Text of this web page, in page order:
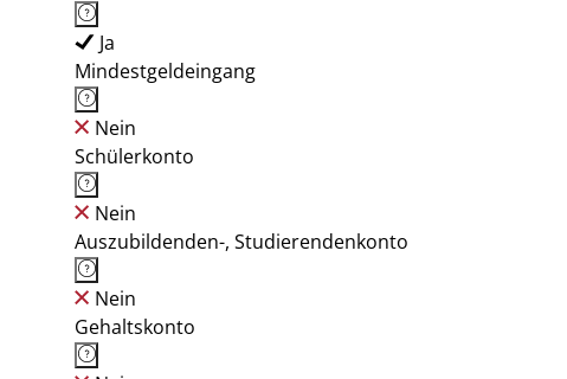
Ja
Mindestgeldeingang
Nein
Schülerkonto
Nein
Auszubildenden-, Studierendenkonto
Nein
Gehaltskonto